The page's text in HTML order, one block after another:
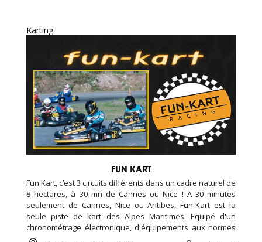
Karting
FUN KART
Fun Kart, c’est 3 circuits différents dans un cadre naturel de
8 hectares, à 30 mn de Cannes ou Nice ! A 30 minutes
seulement de Cannes, Nice ou Antibes, Fun-Kart est la
seule piste de kart des Alpes Maritimes. Equipé d'un
chronométrage électronique, d'équipements aux normes
de sécurité européenne, assistance mécanique, et un